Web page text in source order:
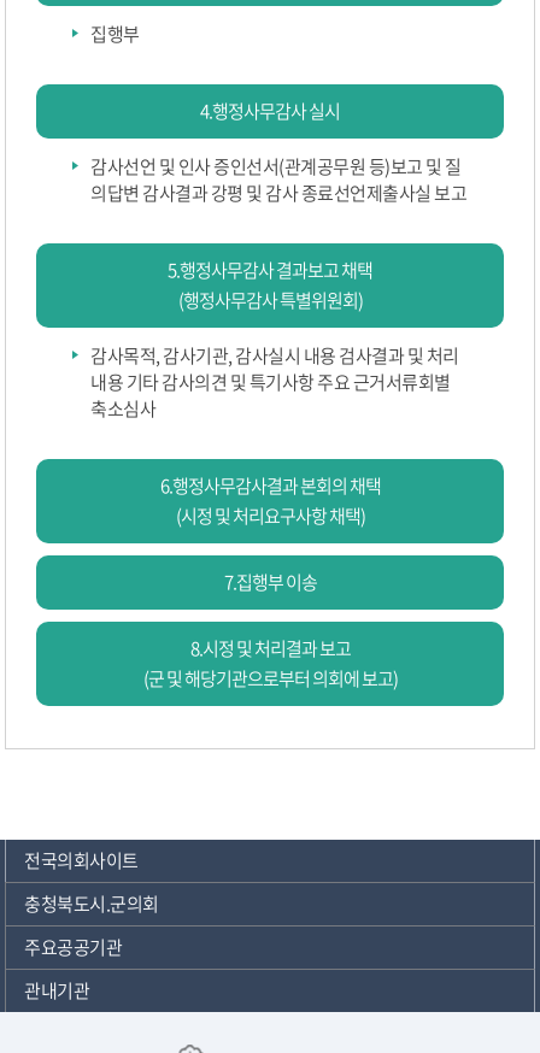
집행부
4.행정사무감사 실시
감사선언 및 인사 증인선서(관계공무원 등)보고 및 질
의답변 감사결과 강평 및 감사 종료선언제출사실 보고
5.행정사무감사 결과보고 채택
(행정사무감사 특별위원회)
감사목적, 감사기관, 감사실시 내용 검사결과 및 처리
내용 기타 감사의견 및 특기사항 주요 근거서류회별
축소심사
6.행정사무감사결과 본회의 채택
(시정 및 처리요구사항 채택)
7.집행부 이송
8.시정 및 처리결과 보고
(군 및 해당기관으로부터 의회에 보고)
전국의회사이트
충청북도시.군의회
주요공공기관
관내기관